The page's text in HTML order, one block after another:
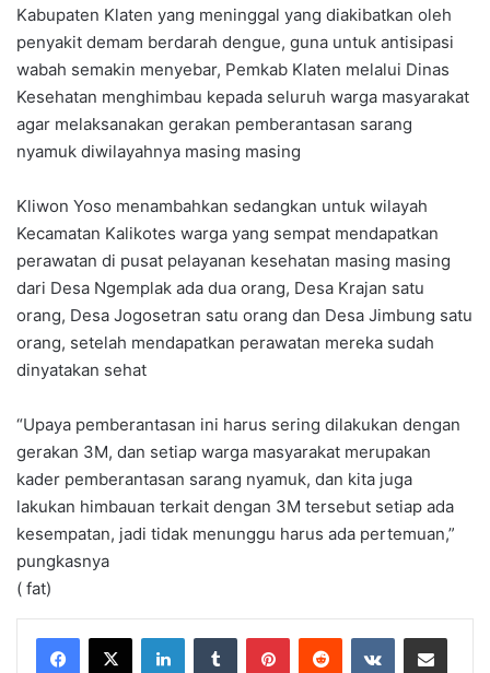
Kabupaten Klaten yang meninggal yang diakibatkan oleh
penyakit demam berdarah dengue, guna untuk antisipasi
wabah semakin menyebar, Pemkab Klaten melalui Dinas
Kesehatan menghimbau kepada seluruh warga masyarakat
agar melaksanakan gerakan pemberantasan sarang
nyamuk diwilayahnya masing masing
Kliwon Yoso menambahkan sedangkan untuk wilayah
Kecamatan Kalikotes warga yang sempat mendapatkan
perawatan di pusat pelayanan kesehatan masing masing
dari Desa Ngemplak ada dua orang, Desa Krajan satu
orang, Desa Jogosetran satu orang dan Desa Jimbung satu
orang, setelah mendapatkan perawatan mereka sudah
dinyatakan sehat
“Upaya pemberantasan ini harus sering dilakukan dengan
gerakan 3M, dan setiap warga masyarakat merupakan
kader pemberantasan sarang nyamuk, dan kita juga
lakukan himbauan terkait dengan 3M tersebut setiap ada
kesempatan, jadi tidak menunggu harus ada pertemuan,”
pungkasnya
( fat)